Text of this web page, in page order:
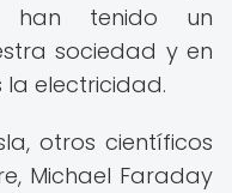
han tenido un
sociedad y en
la electricidad.
otros científicos
Michael Faraday